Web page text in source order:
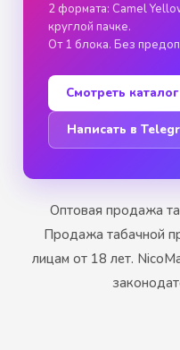
2 формата: Camel
круглой пачке.
От 1 блока. Без
Смотреть каталог
Написать в
Оптовая продажа
Продажа табачной
лицам от 18 лет.